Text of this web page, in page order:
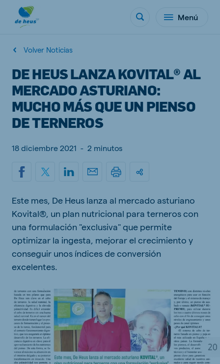
Menú
Volver Noticias
DE HEUS LANZA KOVITAL® AL
MERCADO ASTURIANO:
MUCHO MÁS QUE UN PIENSO
DE TERNEROS
18 diciembre 2021 - 2 minutos
Este mes, De Heus lanza al mercado asturiano
Kovital®, un plan nutricional para terneros con
una formulación "exclusiva" que permite
optimizar la ingesta, mejorar el crecimiento y
conseguir unos índices de conversión
excelentes.